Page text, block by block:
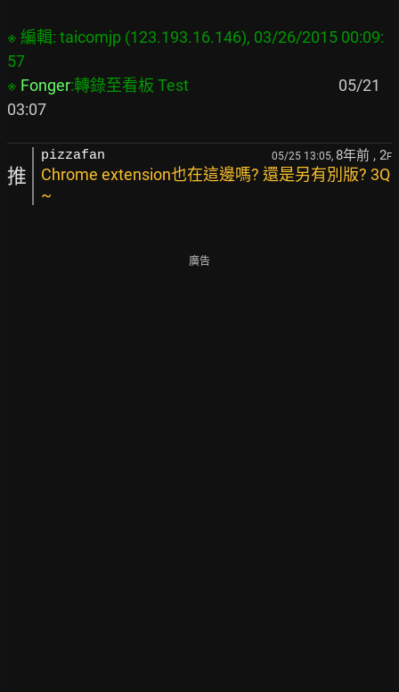
※ 編輯: taicomjp (123.193.16.146), 03/26/2015 00:09:
57
※ Fonger:轉錄至看板 Test
                                          05/21
推
pizzafan 05/25 13:05, 8年前 , 2F
Chrome extension也在這邊嗎? 還是另有別版? 3Q
~
廣告